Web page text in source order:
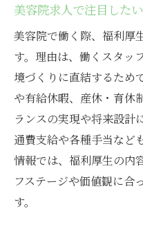
コツ
美容院で叶う
方法
美容院求人で
イント
プライベート
方
柔軟な働き方
美容院求人で注目した
美容院で働く際、福利厚
す。理由は、働くスタッ
境づくりに直結するため
や有給休暇、産休・育休
ランスの実現や将来設計
通費支給や各種手当など
情報では、福利厚生の内
フステージや価値観に合
す。